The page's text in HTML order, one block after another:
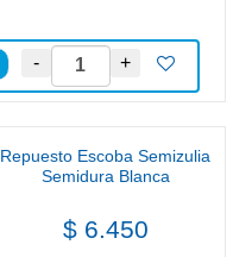
Repuesto Escoba Semizulia
Semidura Blanca
$ 6.450